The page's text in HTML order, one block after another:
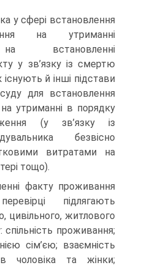
у сфері встановлення
на утриманні
встановленні
у зв’язку із смертю
й інші підстави
для встановлення
утриманні в порядку
(у зв’язку із
безвісно
витратами на
тощо).
факту проживання
підлягають
цивільного, житлового
спільність проживання;
сім’єю; взаємність
чоловіка та жінки;